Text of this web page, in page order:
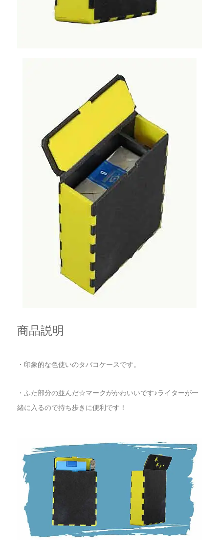
商品説明
・印象的な色使いのタバコケースです。
・ふた部分の並んだ☆マークがかわいいです♪ライターが一
緒に入るので持ち歩きに便利です！